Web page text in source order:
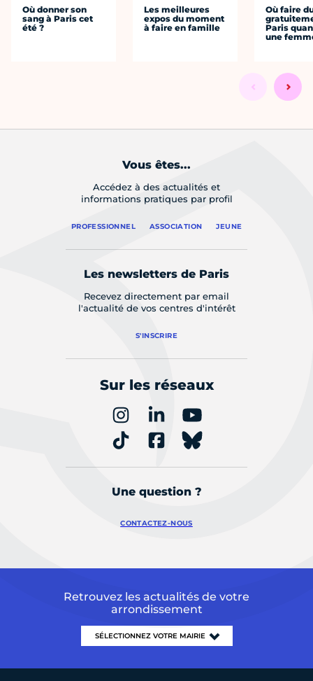
Où donner son
sang à Paris cet
été ?
Les meilleures
expos du moment
à faire en famille
Où faire
Paris
une
Vous êtes...
Accédez à des actualités et
informations pratiques par profil
PROFESSIONNEL ASSOCIATION JEUNE
Les newsletters de Paris
Recevez directement par email
l'actualité de vos centres d'intérêt
S'INSCRIRE
Sur les réseaux
Une question ?
CONTACTEZ-NOUS
Retrouvez les actualités de votre
arrondissement